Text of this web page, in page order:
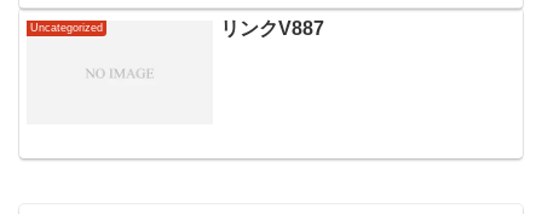
Uncategorized リンクV887